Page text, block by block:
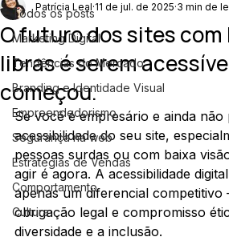
Todos os posts
Marketing Digital
Tendências do Mercado
Branding e Identidade Visual
Empreendedorismo
Segurança na web
Estratégias de Vendas
Comportamento
Cultura
O futuro dos sites
libras é serem
começou.
Patrícia Leal 11 de jul. de 2025 3 min de
Se você é empresário e ainda não
acessibilidade do seu site,
pessoas surdas ou com baixa
agir é agora. A acessibilidade
apenas um diferencial
obrigação legal e compromisso
diversidade e a inclusão.